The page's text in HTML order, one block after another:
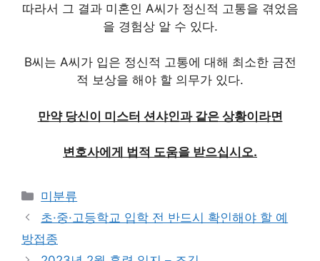
따라서 그 결과 미혼인 A씨가 정신적 고통을 겪었음
을 경험상 알 수 있다.
B씨는 A씨가 입은 정신적 고통에 대해 최소한 금전
적 보상을 해야 할 의무가 있다.
만약 당신이 미스터 션샤인과 같은 상황이라면
변호사에게 법적 도움을 받으십시오.
Categories
미분류
초·중·고등학교 입학 전 반드시 확인해야 할 예
방접종